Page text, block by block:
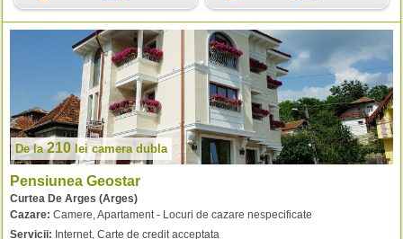
De la210 leicamera dubla
Pensiunea Geostar
Curtea De Arges (Arges)
Cazare: Camere, Apartament - Locuri de cazare nespecificate
Servicii: Internet, Carte de credit acceptata